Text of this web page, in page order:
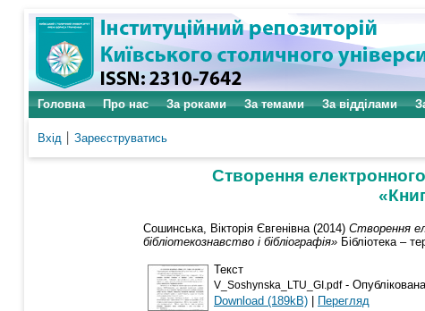
Головна Про нас За роками За темами За відділами
Вхід Зареєструватись
Створення
Сошинська, Вікторія Євгенівна (2014) Створення
бібліотекознавство і бібліографія» Бібліотека –
Текст
V_Soshynska_LTU_GI.pdf-
Download (189kB) | Перегляд